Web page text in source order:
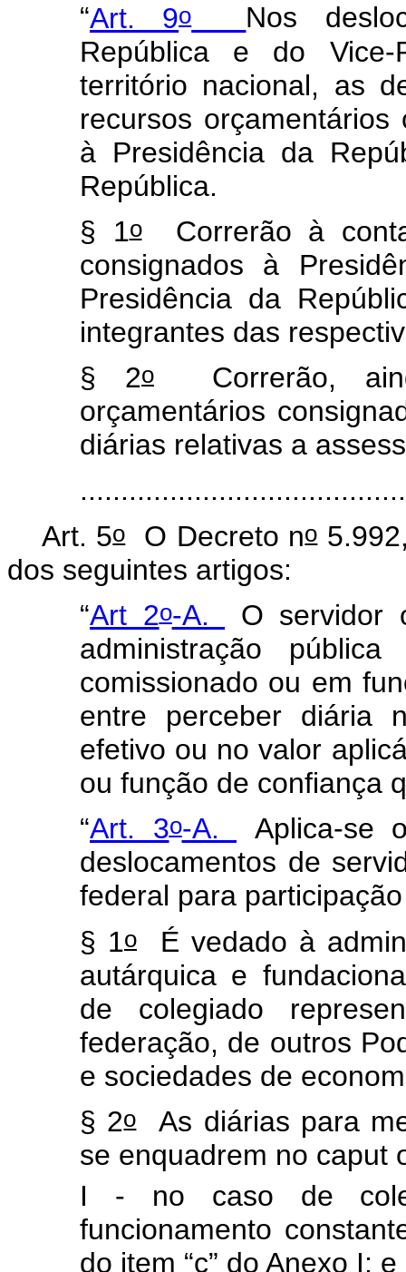
“Art. 9o
Nos
República e do Vice-
território nacional, as
recursos orçamentários
à Presidência da
República.
§ 1oCorrerão à conta
consignados à
Presidência da
integrantes das
§ 2o Correrão,
orçamentários
diárias relativas a
Art. 5oO Decreto no
dos seguintes artigos:
“Art 2o-A.
O servidor
administração
comissionado ou em
entre perceber diária
efetivo ou no valor
ou função de confiança
“Art. 3o-A.
Aplica-se
deslocamentos de
federal para
§ 1o É vedado à
autárquica e
de colegiado
federação, de outros
e sociedades de
§ 2oAs diárias para
se enquadrem no caput
I - no caso de
funcionamento
do item “c” do Anexo I; e